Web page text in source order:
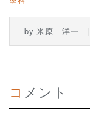
by 米原 洋一
コメント